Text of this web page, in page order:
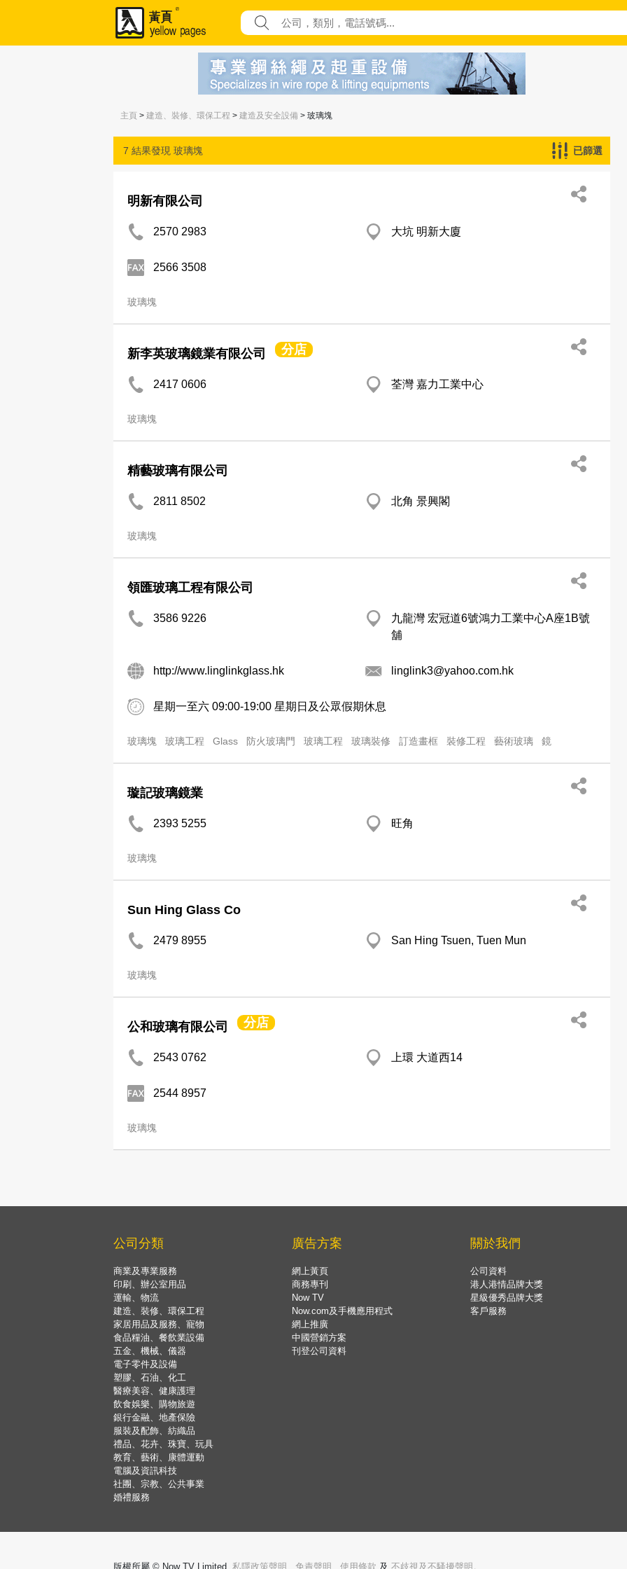
主頁 > 建造、裝修、環保工程 > 建造及安全設備 > 玻璃塊
7 結果發現 玻璃塊 已篩選
明新有限公司
2570 2983 大坑 明新大廈
2566 3508
玻璃塊
新李英玻璃鏡業有限公司 分店
2417 0606 荃灣 嘉力工業中心
玻璃塊
精藝玻璃有限公司
2811 8502 北角 景興閣
玻璃塊
領匯玻璃工程有限公司
3586 9226
九龍灣 宏冠道6號鴻力工業中心A座1B號
舖
http://www.linglinkglass.hk linglink3@yahoo.com.hk
星期一至六 09:00-19:00 星期日及公眾假期休息
玻璃塊 玻璃工程 Glass 防火玻璃門 玻璃工程 玻璃裝修 訂造畫框 裝修工程 藝術玻璃 鏡
璇記玻璃鏡業
2393 5255 旺角
玻璃塊
Sun Hing Glass Co
2479 8955 San Hing Tsuen, Tuen Mun
玻璃塊
公和玻璃有限公司 分店
2543 0762 上環 大道西14
2544 8957
玻璃塊
公司分類
商業及專業服務
印刷、辦公室用品
運輸、物流
建造、裝修、環保工程
家居用品及服務、寵物
食品糧油、餐飲業設備
五金、機械、儀器
電子零件及設備
塑膠、石油、化工
醫療美容、健康護理
飲食娛樂、購物旅遊
銀行金融、地產保險
服裝及配飾、紡織品
禮品、花卉、珠寶、玩具
教育、藝術、康體運動
電腦及資訊科技
社團、宗教、公共事業
婚禮服務
廣告方案
網上黃頁
商務專刊
Now TV
Now.com及手機應用程式
網上推廣
中國營銷方案
刊登公司資料
關於我們
公司資料
港人港情品牌大獎
星級優秀品牌大獎
客戶服務
版權所屬 © Now TV Limited. 私隱政策聲明 免責聲明 使用條款 及 不歧視及不騷擾聲明。